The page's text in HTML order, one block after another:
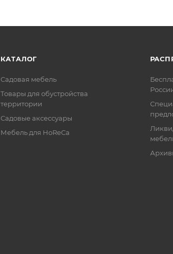
КАТАЛОГ
Садовая мебель
Товары для обустройства
территории
Садовые аксессуары
Мебель для HoReCa